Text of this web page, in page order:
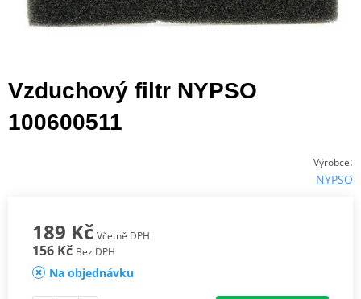
Vzduchový filtr NYPSO
100600511
Výrobce:
NYPSO
189 Kč Včetně DPH
156 Kč Bez DPH
Na objednávku